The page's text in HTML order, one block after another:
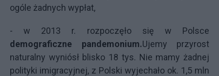
ogóle żadnych wypłat,
- w 2013 r. rozpoczęło się w Polsce
demograficzne pandemonium.Ujemy przyrost
naturalny wyniósł blisko 18 tys. Nie mamy żadnej
polityki imigracyjnej, z Polski wyjechało ok. 1,5 mln